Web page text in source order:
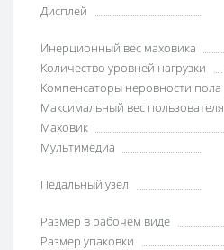
Дисплей
Инерционный вес маховика
Количество уровней нагрузки
Компенсаторы неровности пола
Максимальный вес пользователя
Маховик
Мультимедиа
Педальный узел
Размер в рабочем виде
Размер упаковки